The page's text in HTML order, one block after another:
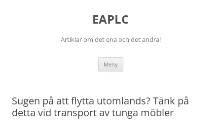
EAPLC
Artiklar om det ena och det andra!
Meny Hoppa
innehåll
Sugen på att flytta utomlands? Tänk på
detta vid transport av tunga möbler